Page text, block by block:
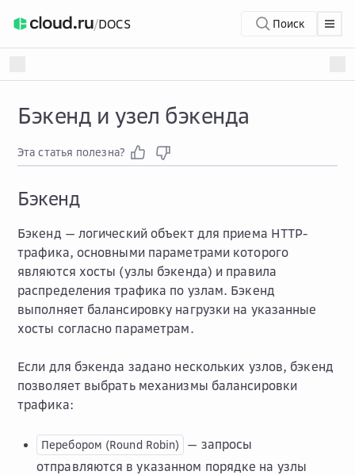
/DOCS Поиск
Бэкенд и узел бэкенда
Эта статья полезна?
Бэкенд
Бэкенд — логический объект для приема HTTP-
трафика, основными параметрами которого
являются хосты (узлы бэкенда) и правила
распределения трафика по узлам. Бэкенд
выполняет балансировку нагрузки на указанные
хосты согласно параметрам.
Если для бэкенда задано нескольких узлов, бэкенд
позволяет выбрать механизмы балансировки
трафика:
Перебором (Round Robin)
— запросы
отправляются в указанном порядке на узлы